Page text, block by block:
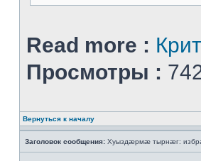
Read more :
Просмотры :
Вернуться к началу
Заголовок сообщения: Хуыздæрмæ тырнæг: